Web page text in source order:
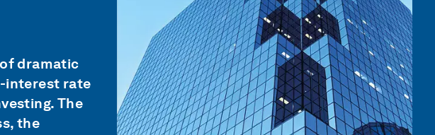
dramatic
interest rate
The
the